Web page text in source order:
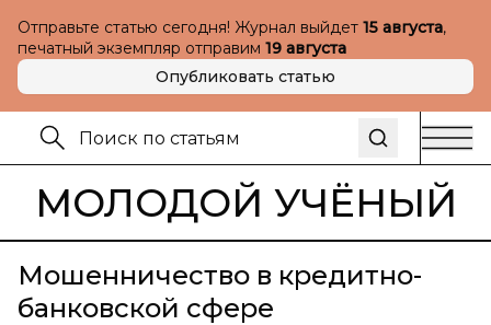
Отправьте статью сегодня! Журнал выйдет 15 августа,
печатный экземпляр отправим 19 августа
Опубликовать статью
МОЛОДОЙ УЧЁНЫЙ
Мошенничество в кредитно-
банковской сфере